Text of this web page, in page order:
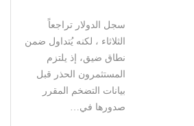
سجل الدولار تراجعاً
الثلاثاء ، لكنه يُتداول ضمن
نطاق ضيق، إذ يلتزم
المستثمرون الحذر قبل
بيانات التضخم المقرر
صدورها في…